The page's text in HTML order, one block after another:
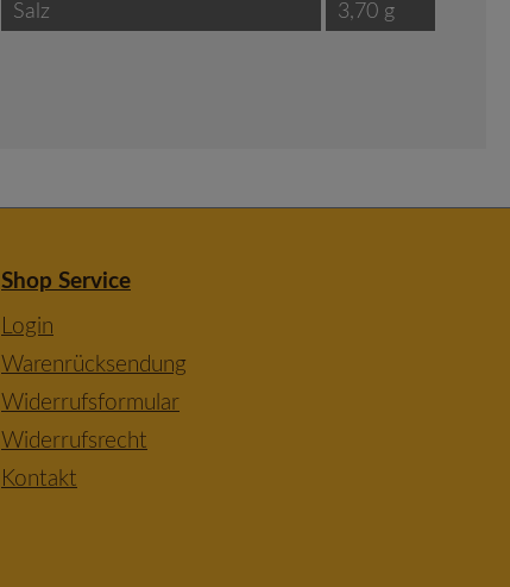
Salz 3,70 g
Shop Service
Login
Warenrücksendung
Widerrufsformular
Widerrufsrecht
Kontakt